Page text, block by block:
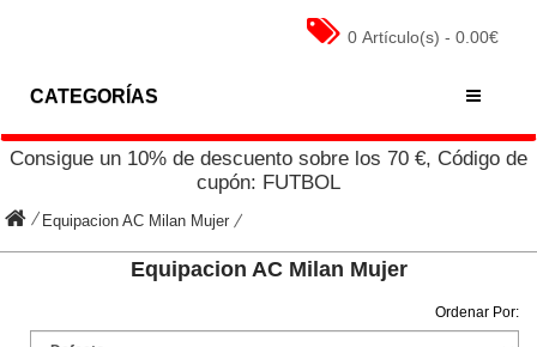
0 Artículo(s) - 0.00€
CATEGORÍAS
Consigue un 10% de descuento sobre los 70 €, Código de
cupón: FUTBOL
Equipacion AC Milan Mujer
Equipacion AC Milan Mujer
Ordenar Por: